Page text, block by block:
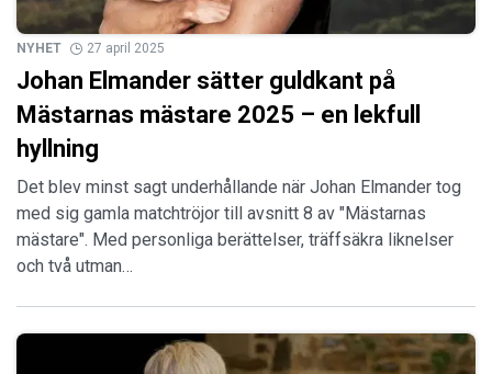
NYHET 27 april 2025
Johan Elmander sätter guldkant på
Mästarnas mästare 2025 – en lekfull
hyllning
Det blev minst sagt underhållande när Johan Elmander tog
med sig gamla matchtröjor till avsnitt 8 av "Mästarnas
mästare". Med personliga berättelser, träffsäkra liknelser
och två utman…